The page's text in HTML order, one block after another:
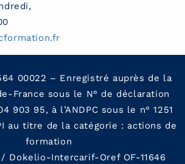
00022 – Enregistré auprès de la
France sous le N° de déclaration
903 95, à l’ANDPC sous le n° 1251
au titre de la catégorie : actions de
formation
/ Dokelio-Intercarif-Oref OF-11646